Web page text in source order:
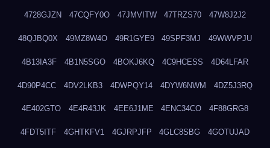
4728GJZN 47CQFY0O 47JMVITW 47TRZS70 47W8J2J2
48QJBQ0X 49MZ8W4O 49R1GYE9 49SPF3MJ 49WWVPJU
4B13IA3F 4B1N5SGO 4BOKJ6KQ 4C9HCESS 4D64LFAR
4D90P4CC 4DV2LKB3 4DWPQY14 4DYW6NWM 4DZ5J3RQ
4E402GTO 4E4R43JK 4EE6J1ME 4ENC34CO 4F88GRG8
4FDT5ITF 4GHTKFV1 4GJRPJFP 4GLC8SBG 4GOTUJAD